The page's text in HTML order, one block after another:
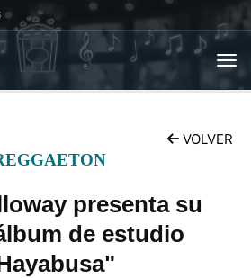
VOLVER
presenta su
de estudio